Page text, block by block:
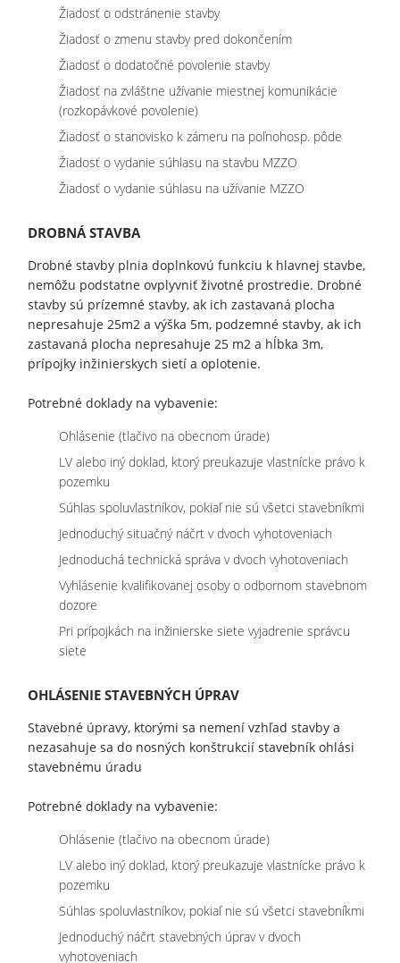
Žiadosť o odstránenie stavby
Žiadosť o zmenu stavby pred dokončením
Žiadosť o dodatočné povolenie stavby
Žiadosť na zvláštne užívanie miestnej komunikácie
(rozkopávkové povolenie)
Žiadosť o stanovisko k zámeru na poľnohosp. pôde
Žiadosť o vydanie súhlasu na stavbu MZZO
Žiadosť o vydanie súhlasu na užívanie MZZO
DROBNÁ STAVBA
Drobné stavby plnia doplnkovú funkciu k hlavnej stavbe,
nemôžu podstatne ovplyvniť životné prostredie. Drobné
stavby sú prízemné stavby, ak ich zastavaná plocha
nepresahuje 25m2 a výška 5m, podzemné stavby, ak ich
zastavaná plocha nepresahuje 25 m2 a hĺbka 3m,
prípojky inžinierskych sietí a oplotenie.
Potrebné doklady na vybavenie:
Ohlásenie (tlačivo na obecnom úrade)
LV alebo iný doklad, ktorý preukazuje vlastnícke právo k
pozemku
Súhlas spoluvlastníkov, pokiaľ nie sú všetci stavebníkmi
Jednoduchý situačný náčrt v dvoch vyhotoveniach
Jednoduchá technická správa v dvoch vyhotoveniach
Vyhlásenie kvalifikovanej osoby o odbornom stavebnom
dozore
Pri prípojkách na inžinierske siete vyjadrenie správcu
siete
OHLÁSENIE STAVEBNÝCH ÚPRAV
Stavebné úpravy, ktorými sa nemení vzhľad stavby a
nezasahuje sa do nosných konštrukcií stavebník ohlási
stavebnému úradu
Potrebné doklady na vybavenie:
Ohlásenie (tlačivo na obecnom úrade)
LV alebo iný doklad, ktorý preukazuje vlastnícke právo k
pozemku
Súhlas spoluvlastníkov, pokiaľ nie sú všetci stavebníkmi
Jednoduchý náčrt stavebných úprav v dvoch
vyhotoveniach